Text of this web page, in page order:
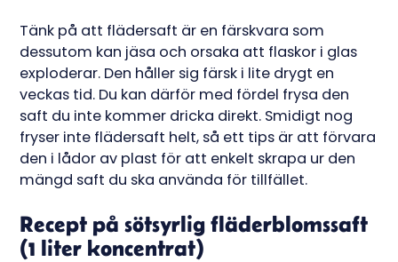
Tänk på att flädersaft är en färskvara som
dessutom kan jäsa och orsaka att flaskor i glas
exploderar. Den håller sig färsk i lite drygt en
veckas tid. Du kan därför med fördel frysa den
saft du inte kommer dricka direkt. Smidigt nog
fryser inte flädersaft helt, så ett tips är att förvara
den i lådor av plast för att enkelt skrapa ur den
mängd saft du ska använda för tillfället.
Recept på sötsyrlig fläderblomssaft
(1 liter koncentrat)